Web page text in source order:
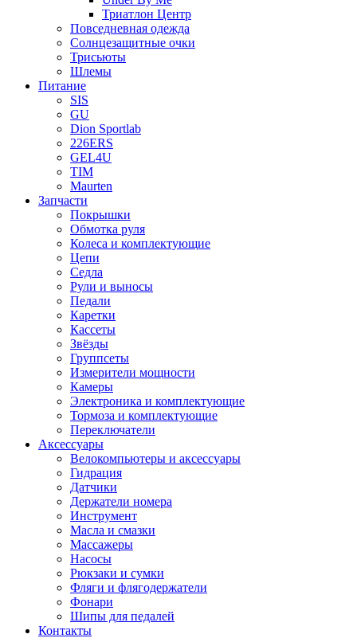
Триатлон Центр
Повседневная одежда
Солнцезащитные очки
Трисьюты
Шлемы
Питание
SIS
GU
Dion Sportlab
226ERS
GEL4U
TIM
Maurten
Запчасти
Покрышки
Обмотка руля
Колеса и комплектующие
Цепи
Седла
Рули и выносы
Педали
Каретки
Кассеты
Звёзды
Группсеты
Измерители мощности
Камеры
Электроника и комплектующие
Тормоза и комплектующие
Переключатели
Аксессуары
Велокомпьютеры и аксессуары
Гидрация
Датчики
Держатели номера
Инструмент
Масла и смазки
Массажеры
Насосы
Рюкзаки и сумки
Фляги и флягодержатели
Фонари
Шипы для педалей
Контакты